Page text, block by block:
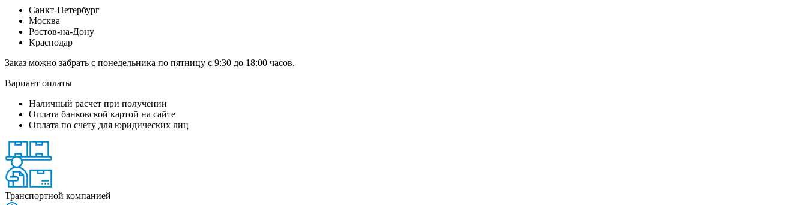
Санкт-Петербург
Москва
Ростов-на-Дону
Краснодар
Заказ можно забрать с понедельника по пятницу с 9:30 до 18:00 часов.
Вариант оплаты
Наличный расчет при получении
Оплата банковской картой на сайте
Оплата по счету для юридических лиц
Транспортной компанией